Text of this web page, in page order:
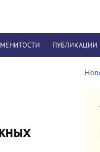
ПУБЛИКАЦИИ